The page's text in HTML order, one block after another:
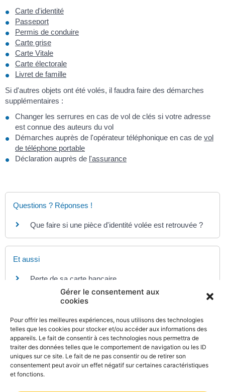
Gérer le consentement aux
cookies
Pour offrir les meilleures expériences, nous utilisons des technologies
telles que les cookies pour stocker et/ou accéder aux informations des
appareils. Le fait de consentir à ces technologies nous permettra de
traiter des données telles que le comportement de navigation ou les ID
uniques sur ce site. Le fait de ne pas consentir ou de retirer son
consentement peut avoir un effet négatif sur certaines caractéristiques
et fonctions.
Carte d'identité
Passeport
Permis de conduire
Carte grise
Carte Vitale
Carte électorale
Livret de famille
Si d'autres objets ont été volés, il faudra faire des démarches
supplémentaires :
Changer les serrures en cas de vol de clés si votre adresse
est connue des auteurs du vol
Démarches auprès de l'opérateur téléphonique en cas de vol
de téléphone portable
Déclaration auprès de l'assurance
Questions ? Réponses !
Que faire si une pièce d'identité volée est retrouvée ?
Et aussi
Perte de sa carte bancaire
Argent - Impôts - Consommation
Pour en savoir plus
Vol et perte de documents à l'étranger
Ministère chargé de l'Europe et des affaires étrangères